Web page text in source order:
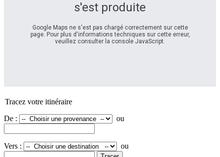
s'est produite
Google Maps ne s'est pas chargé correctement sur cette
page. Pour plus d'informations techniques sur cette erreur,
veuillez consulter la console JavaScript.
Tracez votre itinéraire
De :
ou
Vers : ou